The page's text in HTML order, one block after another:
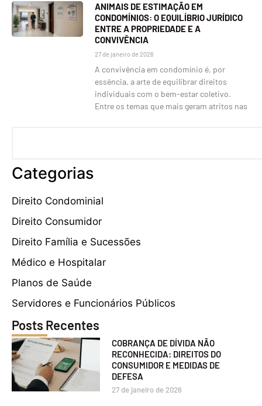
ANIMAIS DE ESTIMAÇÃO EM
CONDOMÍNIOS: O EQUILÍBRIO JURÍDICO
ENTRE A PROPRIEDADE E A
CONVIVÊNCIA
27 de janeiro de 2026
A convivência em condomínio é, por
essência, a arte de equilibrar direitos
individuais com o bem-estar coletivo.
Entre os temas que mais geram atritos nas
Categorias
Direito Condominial
Direito Consumidor
Direito Família e Sucessões
Médico e Hospitalar
Planos de Saúde
Servidores e Funcionários Públicos
Posts Recentes
COBRANÇA DE DÍVIDA NÃO
RECONHECIDA: DIREITOS DO
CONSUMIDOR E MEDIDAS DE
DEFESA
27 de janeiro de 2026